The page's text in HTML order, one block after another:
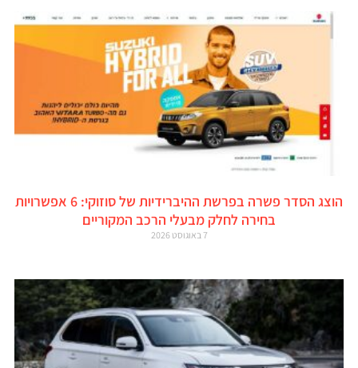
הוצג הסדר פשרה בפרשת ההיברידיות של סוזוקי: 6 אפשרויות
בחירה לחלק מבעלי הרכב המקוריים
7 באוגוסט 2026